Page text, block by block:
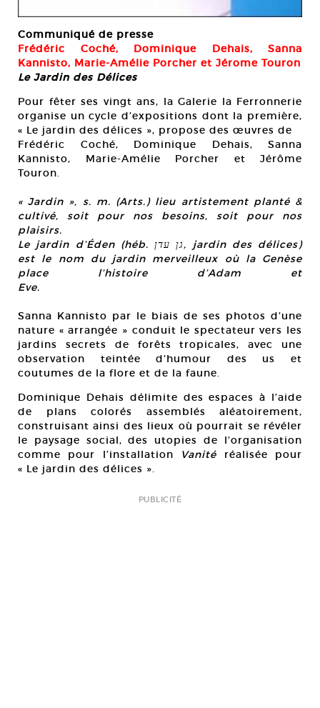
Communiqué de presse
Frédéric Coché, Dominique Dehais, Sanna
Kannisto, Marie-Amélie Porcher et Jérome Touron
Le Jardin des Délices
Pour fêter ses vingt ans, la Galerie la Ferronnerie
organise un cycle d’expositions dont la première,
« Le jardin des délices », propose des œuvres de
Frédéric Coché, Dominique Dehais, Sanna
Kannisto, Marie-Amélie Porcher et Jérôme
Touron.
« Jardin », s. m. (Arts.) lieu artistement planté &
cultivé, soit pour nos besoins, soit pour nos
plaisirs.
Le jardin d’Éden (héb. גן עדן, jardin des délices)
est le nom du jardin merveilleux où la Genèse
place l’histoire d’Adam et
Eve.
Sanna Kannisto par le biais de ses photos d’une
nature « arrangée » conduit le spectateur vers les
jardins secrets de forêts tropicales, avec une
observation teintée d’humour des us et
coutumes de la flore et de la faune.
Dominique Dehais délimite des espaces à l’aide
de plans colorés assemblés aléatoirement,
construisant ainsi des lieux où pourrait se révéler
le paysage social, des utopies de l’organisation
comme pour l’installation Vanité réalisée pour
« Le jardin des délices ».
PUBLICITÉ